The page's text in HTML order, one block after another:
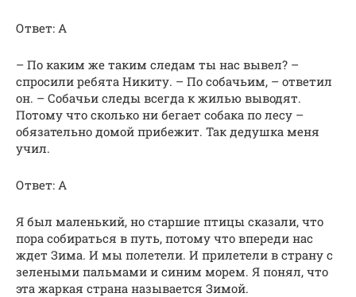
Ответ: А
– По каким же таким следам ты нас вывел? –
спросили ребята Никиту. – По собачьим, – ответил
он. – Собачьи следы всегда к жилью выводят.
Потому что сколько ни бегает собака по лесу –
обязательно домой прибежит. Так дедушка меня
учил.
Ответ: А
Я был маленький, но старшие птицы сказали, что
пора собираться в путь, потому что впереди нас
ждет Зима. И мы полетели. И прилетели в страну с
зелеными пальмами и синим морем. Я понял, что
эта жаркая страна называется Зимой.